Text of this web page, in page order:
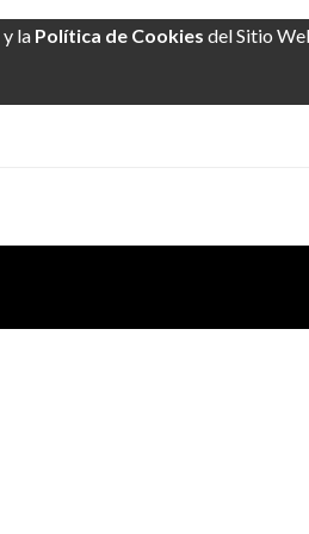
y la Política de Cookies del Sitio